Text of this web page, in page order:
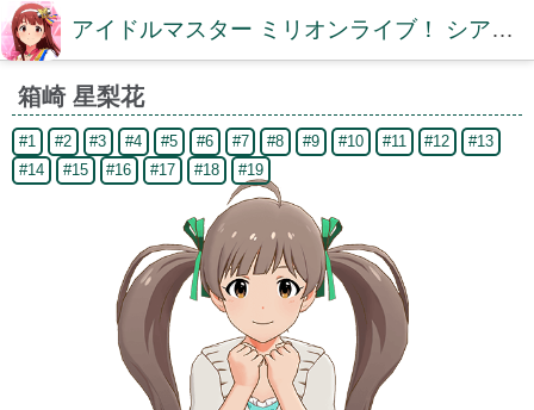
アイドルマスター ミリオンライブ！ シアターデイズDB【ミリシタDB】
箱崎 星梨花
#1 #2 #3 #4 #5 #6 #7 #8 #9 #10 #11 #12
#13
#14
#15 #16 #17 #18 #19